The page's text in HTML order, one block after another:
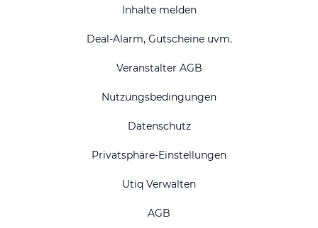
Inhalte melden
Deal-Alarm, Gutscheine uvm.
Veranstalter AGB
Nutzungsbedingungen
Datenschutz
Privatsphäre-Einstellungen
Utiq Verwalten
AGB